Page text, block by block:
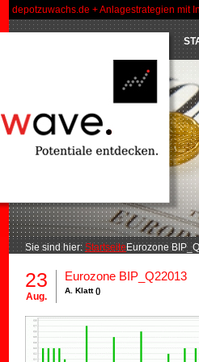
depotzuwachs.de + Anlagestrategien mit
Sie sind hier: StartseiteEurozone
23
Aug.
Eurozone BIP_Q22013
A. Klatt ()